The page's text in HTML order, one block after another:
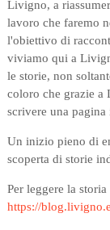
Livigno, a
lavoro che faremo
l'obiettivo di
viviamo qui a
le storie, non
coloro che grazie a
scrivere una
Un inizio pieno di
scoperta di storie
Per leggere la
https://